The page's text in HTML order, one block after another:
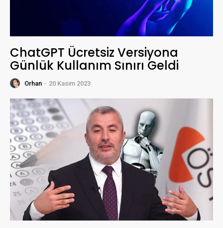
ChatGPT Ücretsiz Versiyona
Günlük Kullanım Sınırı Geldi
Orhan - 20 Kasım 2023